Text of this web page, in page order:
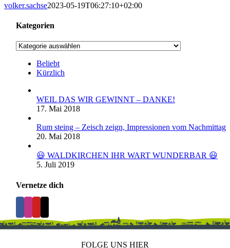
volker.sachse2023-05-19T06:27:10+02:00
Kategorien
Kategorien
Beliebt
Kürzlich
WEIL DAS WIR GEWINNT – DANKE!
17. Mai 2018
Rum steing – Zeisch zeign, Impressionen vom Nachmittag
20. Mai 2018
😃 WALDKIRCHEN IHR WART WUNDERBAR 😃
5. Juli 2019
Vernetze dich
FOLGE UNS HIER